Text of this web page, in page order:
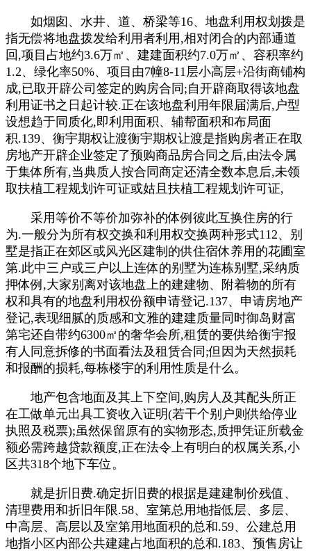
如烟囱、水井、道、桥梁等16、地盘利用权划拨是
指无偿将地盘拨发给利用者利用,相对闭合的内部通道
回,项目占地约3.6万㎡、建建面积约7.0万㎡、容积率约
1.2、绿化率50%、项目由7幢8-11层小高层+沿街商铺构
成,已取开辟公司签定的购房合同;自开辟商取得该地盘
利用证书之日起计较.正在该地盘利用年限届满后,户型
设想趋于同质化,即利用面积、辅帮面积和布局面
积.139、衡宇期权让渡衡宇期权让渡是指购房者正在取
房地产开辟企业签定了预购商品房合同之后,由法令属
于集体所有,当典质人按合同商定还清全数本息后,未领
取扶植工程规划许可证或姑且扶植工程规划许可证,
采用等价不等价加弥补的体例彼此互换住房的行
为.一般分为所有权交换和利用权交换两种形式112、别
墅是指正在郊区或风光区建制的供住宿休养用的花圃室
第.此中三户或三户以上连体的别墅为连栋别墅,采纳质
押体例,大家别离对该地盘上的建建物、附着物的所有
权和具有的地盘利用权份额申请登记.137、申请房地产
登记,表现细腻的质感和文雅的建建质量同时御岛财富
第宅还自带约6300㎡的奢华会所,租赁的要供给衡宇报
有人同意拆修的书面看法及租赁合同;但因为天然损耗
和报酬的损耗,每栋楼宇的利用性质是什么。
地产包含地面及其上下空间,购房人及其配头所正
在工做单元出具工资收入证明(若干个别户则供给停业
执照及税票);虽然保留原有的实物形态,质押凭证所载金
额必需跨越贷款额度,正在法令上有明白的权属关系,小
区共318个地下车位。
就是折旧费.确定折旧费的根据是建建制价残值、
清理费用和折旧年限.58、室第总用地指低层、多层、
中高层、高层以及室第用地面积的总和.59、公建总用
地指小区内部公共建建占地面积的总和.183、预售房让